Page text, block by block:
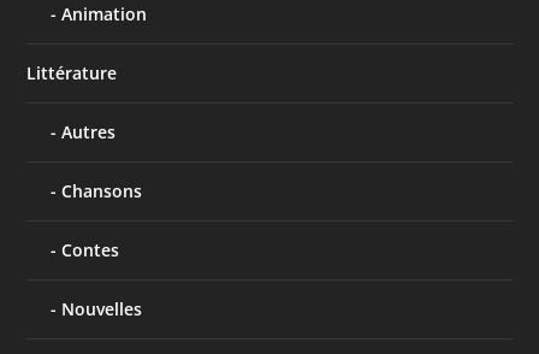
Animation
Littérature
Autres
Chansons
Contes
Nouvelles